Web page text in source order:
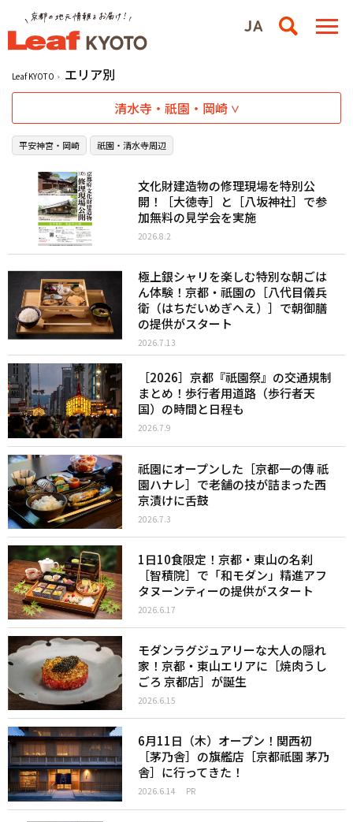
Leaf KYOTO
エリア別
清水寺・祇園・岡崎
平安神宮・岡崎 祇園・清水寺周辺
文化財建造物の修理現場を特別公
開！［大徳寺］と［八坂神社］で参
加無料の見学会を実施
2026.8.2
極上銀シャリを楽しむ特別な朝ごは
ん体験！京都・祇園の［八代目儀兵
衛（はちだいめぎへえ）］で朝御膳
の提供がスタート
2026.7.13
［2026］京都『祇園祭』の交通規制
まとめ！歩行者用道路（歩行者天
国）の時間と日程も
2026.7.9
祇園にオープンした［京都一の傳 祇
園ハナレ］で老舗の技が詰まった西
京漬けに舌鼓
2026.7.3
1日10食限定！京都・東山の名刹
［智積院］で「和モダン」精進アフ
タヌーンティーの提供がスタート
2026.6.17
モダンラグジュアリーな大人の隠れ
家！京都・東山エリアに［焼肉うし
ごろ 京都店］が誕生
2026.6.15
6月11日（木）オープン！関西初
［茅乃舎］の旗艦店［京都祇園 茅乃
舎］に行ってきた！
2026.6.14 PR